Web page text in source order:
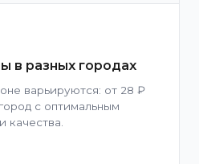
в разных городах
варьируются: от 28 ₽
с оптимальным
качества.